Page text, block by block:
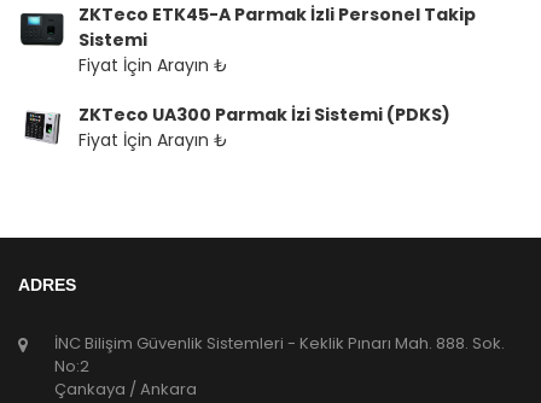
ZKTeco ETK45-A Parmak İzli Personel Takip
Sistemi
Fiyat İçin Arayın ₺
ZKTeco UA300 Parmak İzi Sistemi (PDKS)
Fiyat İçin Arayın ₺
ADRES
İNC Bilişim Güvenlik Sistemleri - Keklik Pınarı Mah. 888. Sok.
No:2
Çankaya / Ankara